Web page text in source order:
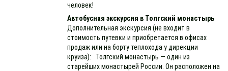
человек!
Автобусная экскурсия в Толгский монастырь
Дополнительная экскурсия (не входит в
стоимость путевки и приобретается в офисах
продаж или на борту теплохода у дирекции
круиза): Толгский монастырь — один из
старейших монастырей России. Он расположен на